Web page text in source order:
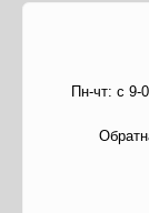
Пн-чт: с 9-